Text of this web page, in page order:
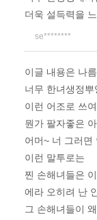
더욱 설득력을
se********
이글 내용은 나
너무 한녀생정
이런 어조로 쓰
뭔가 팔자좋은
어머~ 너 그러면
이런 말투로는
찐 손해녀들은
에라 오히려 난
그 손해녀들이